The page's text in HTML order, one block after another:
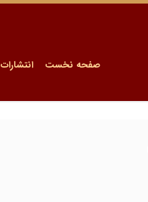
صفحه نخست انتشارات